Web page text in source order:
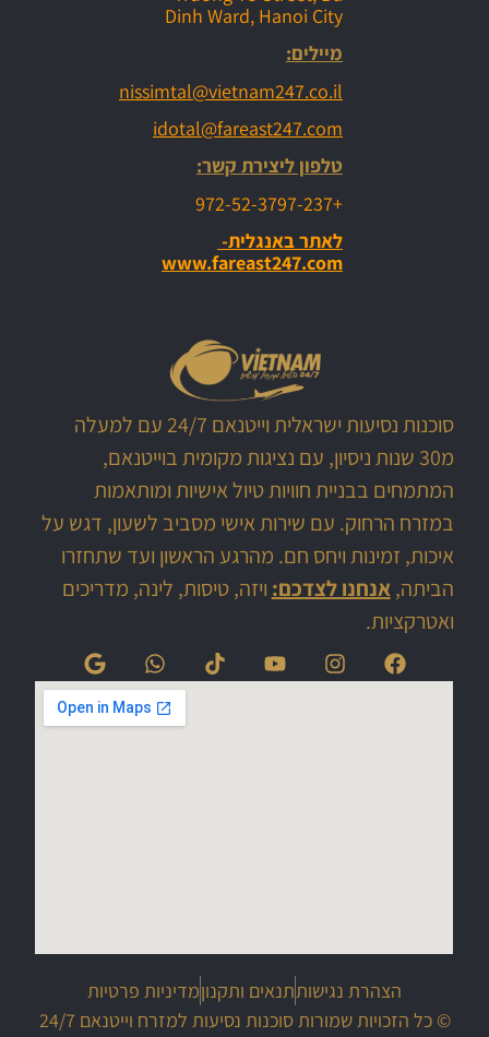
NOVOTEL DANANG
אחד הנמלים הימיים של הונג קונג - וייטנאם 247
הונג קונג מהגשר מעל הים - טיול מאורגן עם וייטנאם 247
הוייאטנמים הם קצת פולנים, יש להם ״אוי ויי״ משלהם - ניסים טל,
נהר המקונג בקמבודיה. אזור קראטי. אזור יפהפה
מפלי Mang Den, בוייטנאם, מפל הפיות, סמוך לעיר קון טום, טיול בויטנאם, מפלים בוייטנאם, טיול משפחתי,
שוק הדגים בכפרים בוייטנאם. הכל חי וטרי בכל
יום האיחוד בוייטנאם 30/4/1975 -2019
רחוב התרמילאים בסייגון
הגשרים של האנוי
Dinh Ward, Hanoi City
מיילים:
nissimtal@vietnam247.co.il
idotal@fareast247.com
טלפון ליצירת קשר:
+972-52-3797-237
לאתר באנגלית-
www.fareast247.com
סוכנות נסיעות ישראלית וייטנאם 24/7 עם למעלה
מ30 שנות ניסיון, עם נציגות מקומית בוייטנאם,
המתמחים בבניית חוויות טיול אישיות ומותאמות
במזרח הרחוק. עם שירות אישי מסביב לשעון, דגש על
איכות, זמינות ויחס חם. מהרגע הראשון ועד שתחזרו
הביתה,אנחנו לצדכם: ויזה, טיסות, לינה, מדריכים
ואטרקציות.
הצהרת נגישותתנאים ותקנוןמדיניות פרטיות
© כל הזכויות שמורות סוכנות נסיעות למזרח וייטנאם 24/7